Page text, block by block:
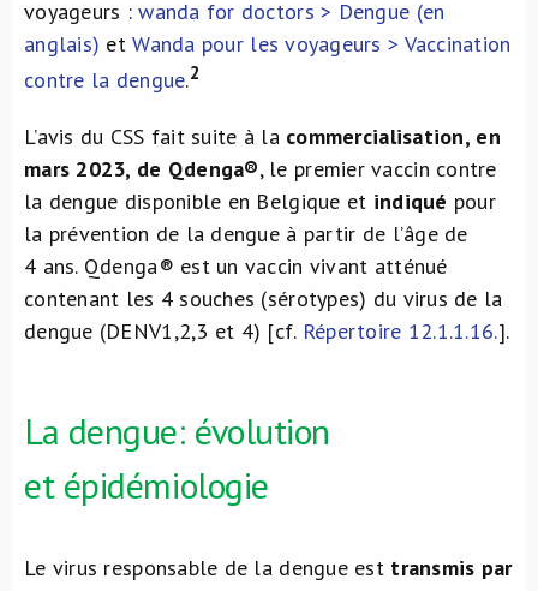
voyageurs :wanda for doctors > Dengue (en
anglais) etWanda pour les voyageurs > Vaccination
contre la dengue.2
L’avis du CSS fait suite à la commercialisation, en
mars 2023, de Qdenga®, le premier vaccin contre
la dengue disponible en Belgique et indiqué pour
la prévention de la dengue à partir de l’âge de
4 ans. Qdenga® est un vaccin vivant atténué
contenant les 4 souches (sérotypes) du virus de la
dengue (DENV1,2,3 et 4) [cf. Répertoire 12.1.1.16.].
La dengue: évolution
et épidémiologie
Le virus responsable de la dengue est transmis par